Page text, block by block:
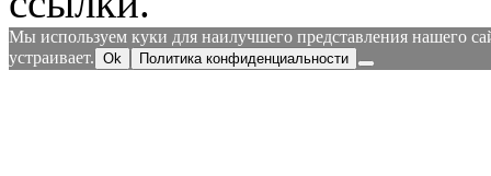
Мы используем куки для наилучшего представления нашего
устраивает. Ok Политика конфиденциальности